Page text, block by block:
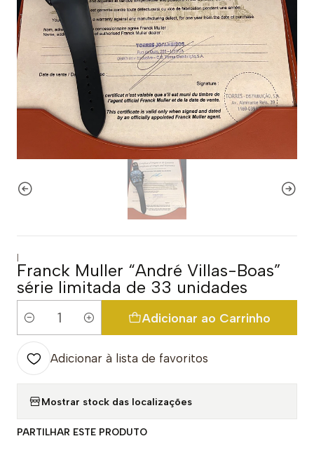
|
Franck Muller “André Villas-Boas”
série limitada de 33 unidades
Quantidade
Adicionar ao Carrinho
Adicionar à lista de favoritos
Mostrar stock das localizações
PARTILHAR ESTE PRODUTO